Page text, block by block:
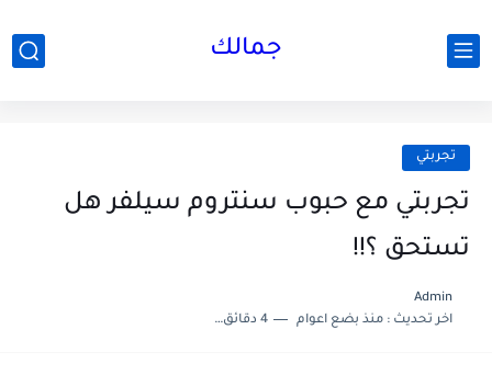
جمالك
تجربتي
تجربتي مع حبوب سنتروم سيلفر هل
تستحق ؟!!
Admin
اخر تحديث :منذ بضع اعوام 4 دقائق للقراءة